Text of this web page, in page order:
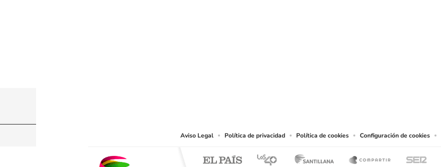
Aviso Legal Política de privacidad Política de cookies Configuración de cookies